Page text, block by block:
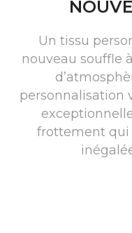
Un tissu
nouveau souffle
personnalisation
frottement qui